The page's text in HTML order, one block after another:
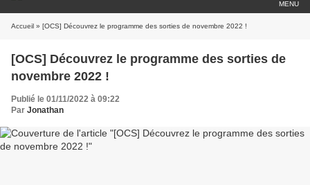
MENU
Accueil » [OCS] Découvrez le programme des sorties de novembre 2022 !
[OCS] Découvrez le programme des sorties de
novembre 2022 !
Publié le 01/11/2022 à 09:22
Par Jonathan